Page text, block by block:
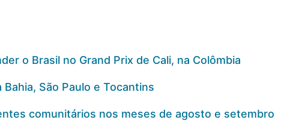
o Brasil no Grand Prix de Cali, na Colômbia
São Paulo e Tocantins
comunitários nos meses de agosto e setembro